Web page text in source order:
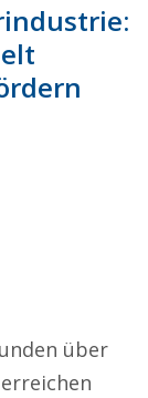
über